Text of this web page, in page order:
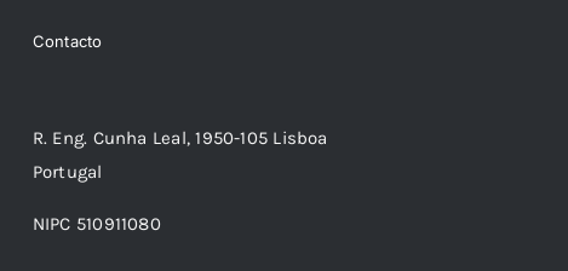
Contacto
R. Eng. Cunha Leal, 1950-105 Lisboa
Portugal
NIPC 510911080